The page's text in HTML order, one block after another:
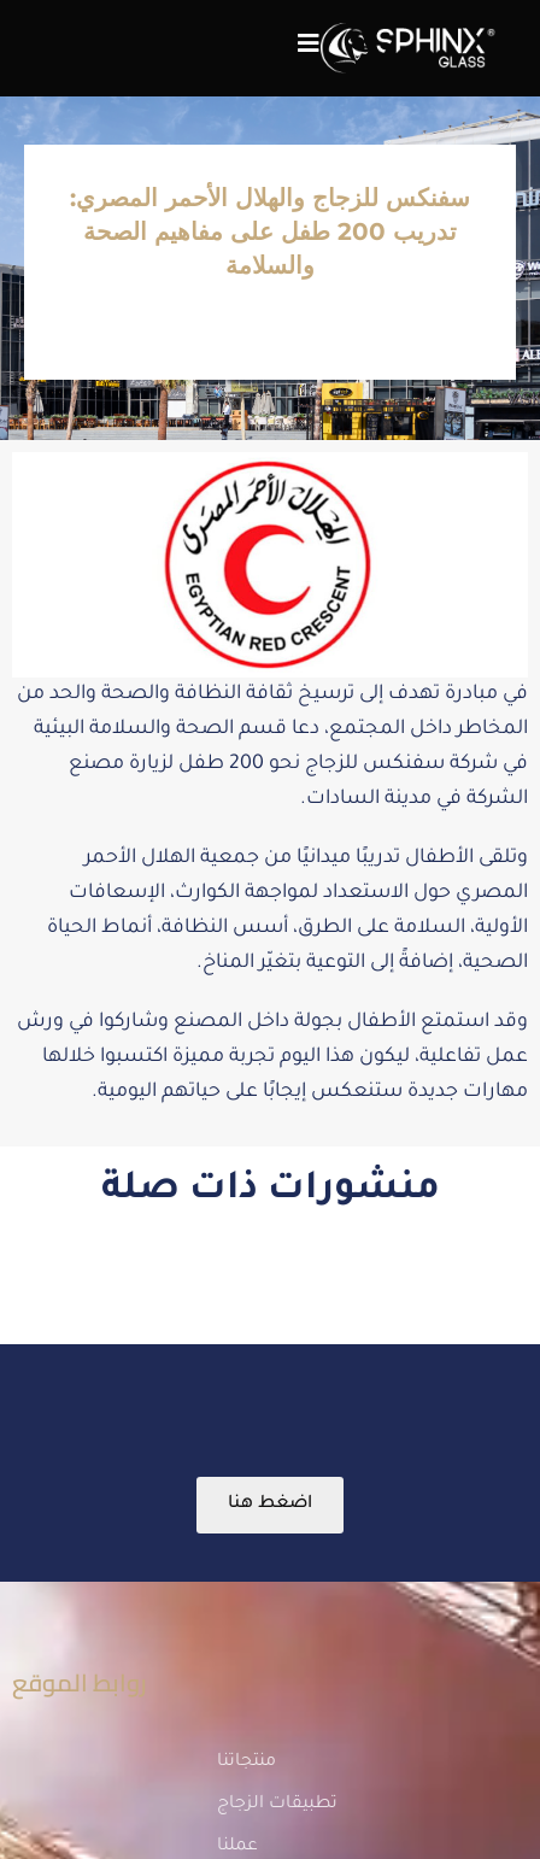
سفنكس للزجاج والهلال الأحمر المصري:
تدريب 200 طفل على مفاهيم الصحة
والسلامة
في مبادرة تهدف إلى ترسيخ ثقافة النظافة والصحة والحد من
المخاطر داخل المجتمع، دعا قسم الصحة والسلامة البيئية
في شركة سفنكس للزجاج نحو 200 طفل لزيارة مصنع
الشركة في مدينة السادات.
وتلقى الأطفال تدريبًا ميدانيًا من جمعية الهلال الأحمر
المصري حول الاستعداد لمواجهة الكوارث، الإسعافات
الأولية، السلامة على الطرق، أسس النظافة، أنماط الحياة
الصحية، إضافةً إلى التوعية بتغيّر المناخ.
وقد استمتع الأطفال بجولة داخل المصنع وشاركوا في ورش
عمل تفاعلية، ليكون هذا اليوم تجربة مميزة اكتسبوا خلالها
مهارات جديدة ستنعكس إيجابًا على حياتهم اليومية.
منشورات ذات صلة
اضغط هنا
روابط الموقع
منتجاتنا
تطبيقات الزجاج
عملنا